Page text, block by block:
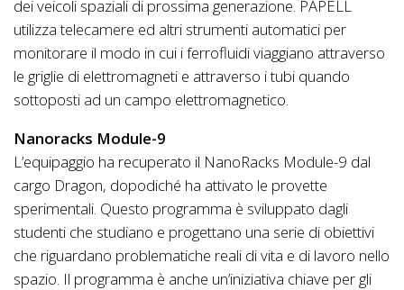
dei veicoli spaziali di prossima generazione. PAPELL
utilizza telecamere ed altri strumenti automatici per
monitorare il modo in cui i ferrofluidi viaggiano attraverso
le griglie di elettromagneti e attraverso i tubi quando
sottoposti ad un campo elettromagnetico.
Nanoracks Module-9
L’equipaggio ha recuperato il NanoRacks Module-9 dal
cargo Dragon, dopodiché ha attivato le provette
sperimentali. Questo programma è sviluppato dagli
studenti che studiano e progettano una serie di obiettivi
che riguardano problematiche reali di vita e di lavoro nello
spazio. Il programma è anche un’iniziativa chiave per gli